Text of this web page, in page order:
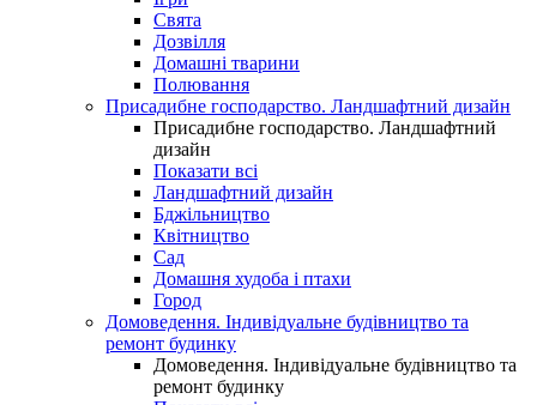
Свята
Дозвілля
Домашні тварини
Полювання
Присадибне господарство. Ландшафтний дизайн
Присадибне господарство. Ландшафтний
дизайн
Показати всі
Ландшафтний дизайн
Бджільництво
Квітництво
Сад
Домашня худоба і птахи
Город
Домоведення. Індивідуальне будівництво та
ремонт будинку
Домоведення. Індивідуальне будівництво та
ремонт будинку